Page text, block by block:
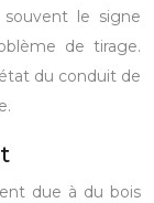
le signe
de tirage.
du conduit de
due à du bois